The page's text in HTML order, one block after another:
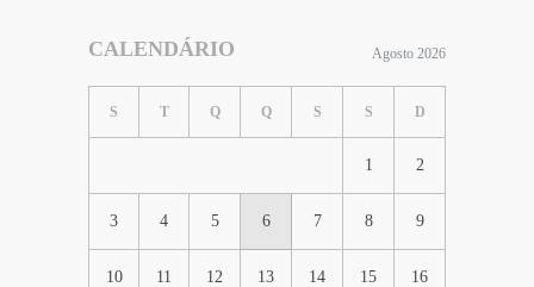
CALENDÁRIO Agosto 2026
S T Q Q S S D
1 2
3 4 5 6 7 8 9
10 11 12 13 14 15 16